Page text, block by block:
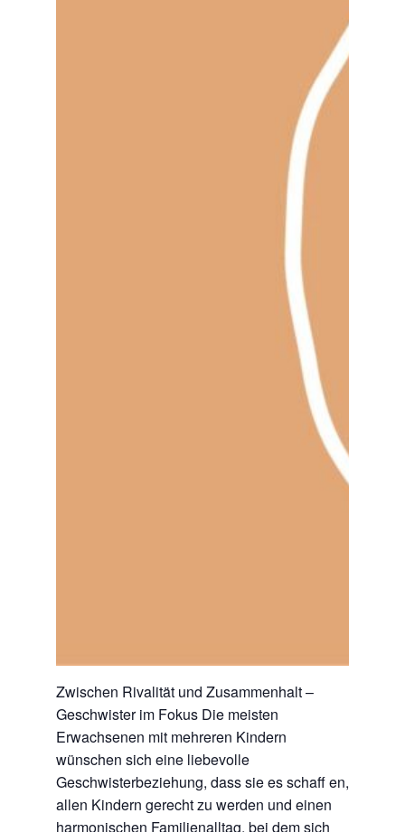
Zwischen Rivalität und Zusammenhalt –
Geschwister im Fokus Die meisten
Erwachsenen mit mehreren Kindern
wünschen sich eine liebevolle
Geschwisterbeziehung, dass sie es schaff en,
allen Kindern gerecht zu werden und einen
harmonischen Familienalltag, bei dem sich